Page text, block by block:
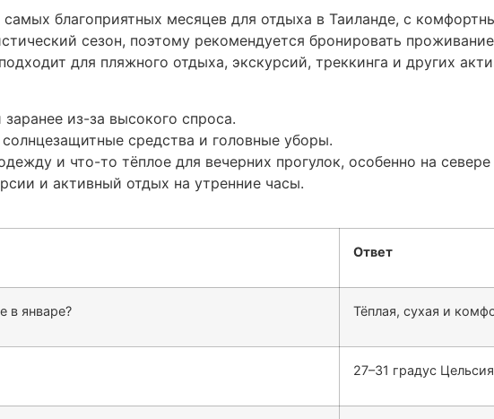
благоприятных месяцев для отдыха в Таиланде, с
сезон, поэтому рекомендуется бронировать
для пляжного отдыха, экскурсий, треккинга и других
из-за высокого спроса.
средства и головные уборы.
и что-то тёплое для вечерних прогулок, особенно на
и активный отдых на утренние часы.
Ответ
в январе? Тёплая, сухая и
27–31 градус Цельсия